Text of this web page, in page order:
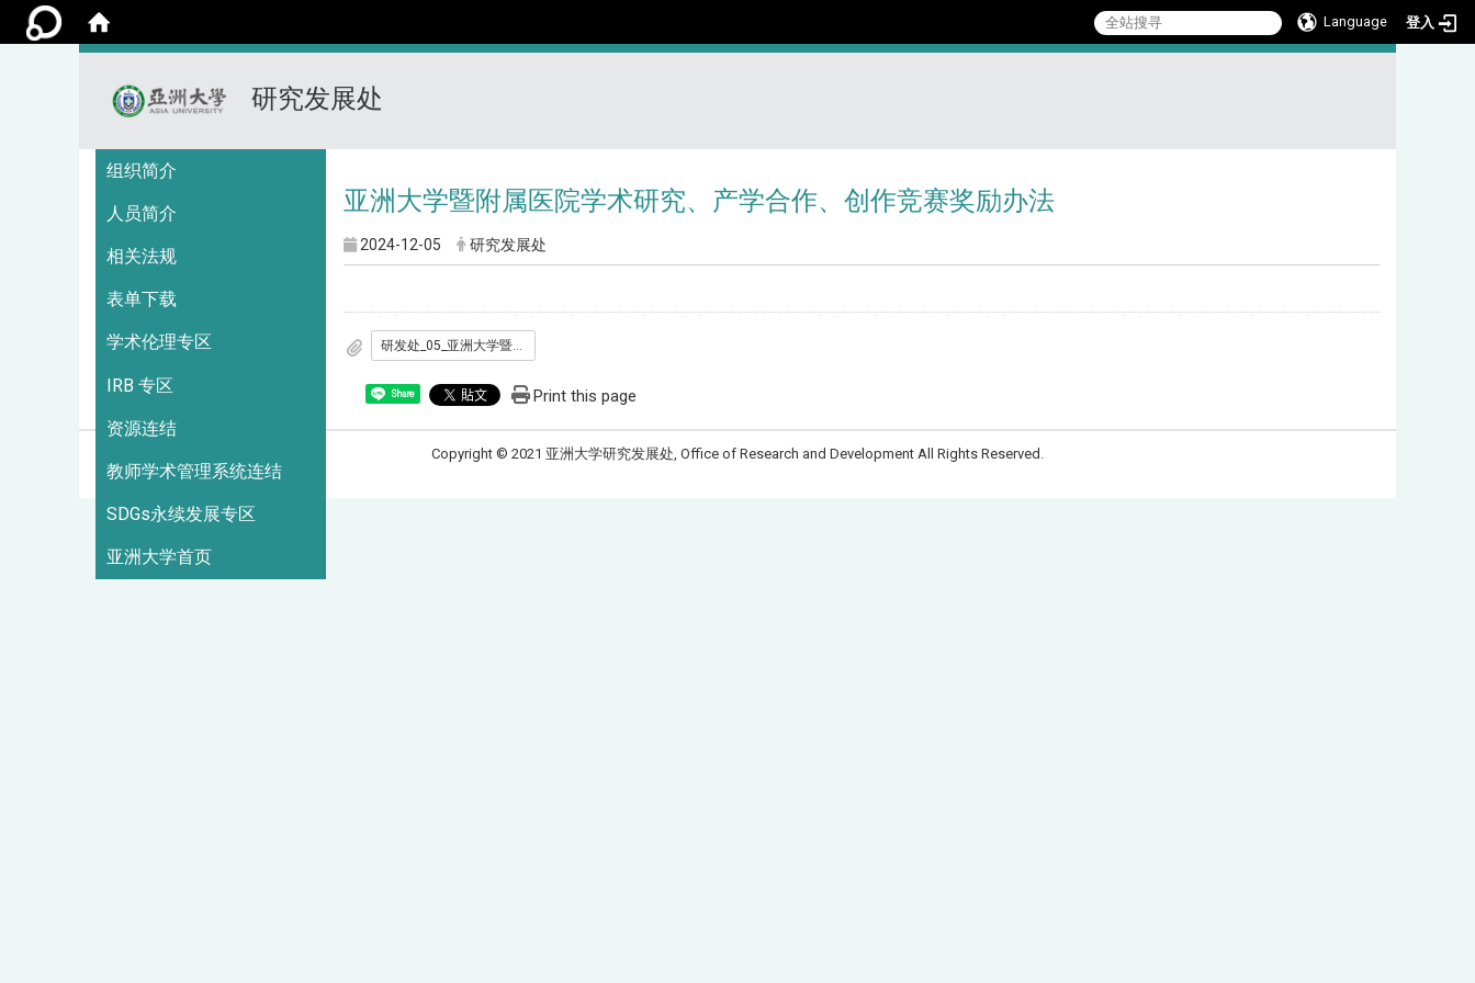
Language 登入
研究发展处
组织简介
人员简介
相关法规
表单下载
学术伦理专区
IRB 专区
资源连结
教师学术管理系统连结
SDGs永续发展专区
亚洲大学首页
亚洲大学暨附属医院学术研究、产学合作、创作竞赛奖励办法
2024-12-05 研究发展处
研发处_05_亚洲大学暨附属医院学术研究_产学合作_创作竞赛奖励办法_1150601.pdf
Share Print this page
Copyright © 2021 亚洲大学研究发展处, Office of Research and Development All Rights Reserved.
造访人次 : 3714525